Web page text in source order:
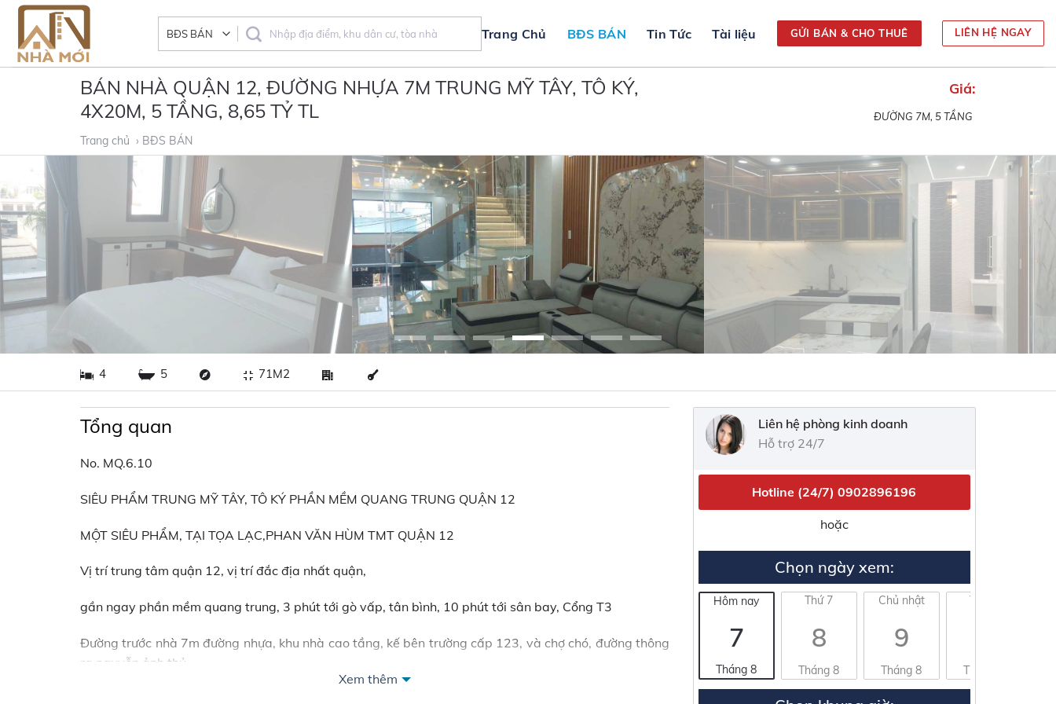
Skip
content
Trang Chủ BĐS BÁN Tin Tức Tài liệu GỬI BÁN & CHO THUÊ LIÊN HỆ NGAY
BÁN NHÀ QUẬN 12, ĐƯỜNG NHỰA 7M TRUNG MỸ TÂY, TÔ KÝ,
4X20M, 5 TẦNG, 8,65 TỶ TL
Trang chủ › BĐS BÁN
Giá:
ĐƯỜNG 7M, 5 TẦNG
4 5 71M2
Tổng quan
No. MQ.6.10
SIÊU PHẨM TRUNG MỸ TÂY, TÔ KÝ PHẦN MỀM QUANG TRUNG QUẬN 12
MỘT SIÊU PHẨM, TẠI TỌA LẠC,PHAN VĂN HÙM TMT QUẬN 12
Vị trí trung tâm quận 12, vị trí đắc địa nhất quận,
gần ngay phần mềm quang trung, 3 phút tới gò vấp, tân bình, 10 phút tới sân bay, Cổng T3
Đường trước nhà 7m đường nhựa, khu nhà cao tầng, kế bên trường cấp 123, và chợ chó, đường thông
ra nguyễn ảnh thủ
Xem thêm
Liên hệ phòng kinh doanh
Hỗ trợ 24/7
Hotline (24/7)0902896196
hoặc
Chọn ngày xem:
Hôm nay
7
Tháng 8
Thứ 7
8
Tháng 8
Chủ nhật
9
Tháng 8
Thứ 2
Tháng 8